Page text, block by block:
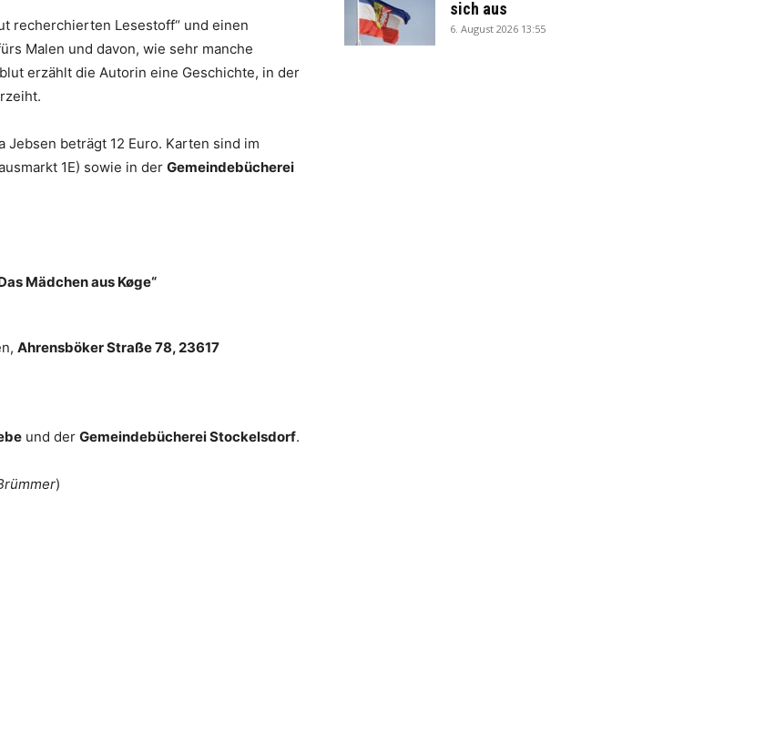
recherchierten Lesestoff“ und einen
Malen und davon, wie sehr manche
erzählt die Autorin eine Geschichte, in der
beträgt 12 Euro. Karten sind im
1E) sowie in der Gemeindebücherei
Mädchen aus Køge“
Ahrensböker Straße 78, 23617
und der Gemeindebücherei Stockelsdorf.
)
sich aus
6. August 2026 13:55